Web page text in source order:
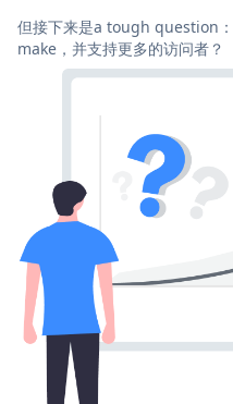
但接下来是a tough question
make，并支持更多的访问者？